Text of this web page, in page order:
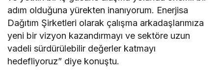
adım olduğuna yürekten inanıyorum. Enerjisa
Dağıtım Şirketleri olarak çalışma arkadaşlarımıza
yeni bir vizyon kazandırmayı ve sektöre uzun
vadeli sürdürülebilir değerler katmayı
hedefliyoruz” diye konuştu.